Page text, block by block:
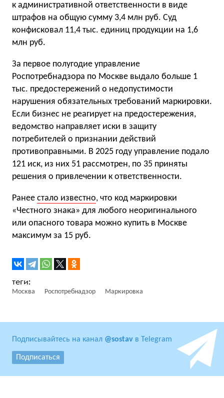
к административной ответственности в виде
штрафов на общую сумму 3,4 млн руб. Суд
конфисковал 11,4 тыс. единиц продукции на 1,6
млн руб.
За первое полугодие управление
Роспотребнадзора по Москве выдало больше 1
тыс. предостережений о недопустимости
нарушения обязательных требований маркировки.
Если бизнес не реагирует на предостережения,
ведомство направляет иски в защиту
потребителей о признании действий
противоправными. В 2025 году управление подало
121 иск, из них 51 рассмотрен, по 35 приняты
решения о привлечении к ответственности.
Ранее стало известно, что код маркировки
«Честного знака» для любого неоригинального
или опасного товара можно купить в Москве
максимум за 15 руб.
Москва Роспотребнадзор Маркировка
Подписывайтесь на канал @sostav в Telegram
Подписаться